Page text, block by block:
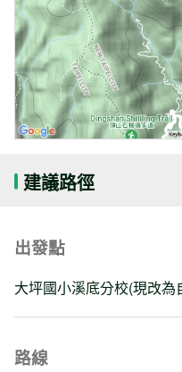
建議路徑
出發點
大坪國小溪底分校(現改為
路線